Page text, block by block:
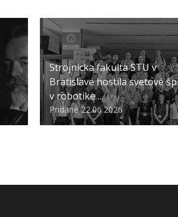
Strojnícka fakulta STU v
Bratislave hostila svetové
v robotike ...
Pridané 22.06.2026